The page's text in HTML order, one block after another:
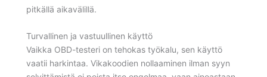
pitkällä aikavälillä.
Turvallinen ja vastuullinen käyttö
Vaikka OBD-testeri on tehokas työkalu, sen käyttö
vaatii harkintaa. Vikakoodien nollaaminen ilman syyn